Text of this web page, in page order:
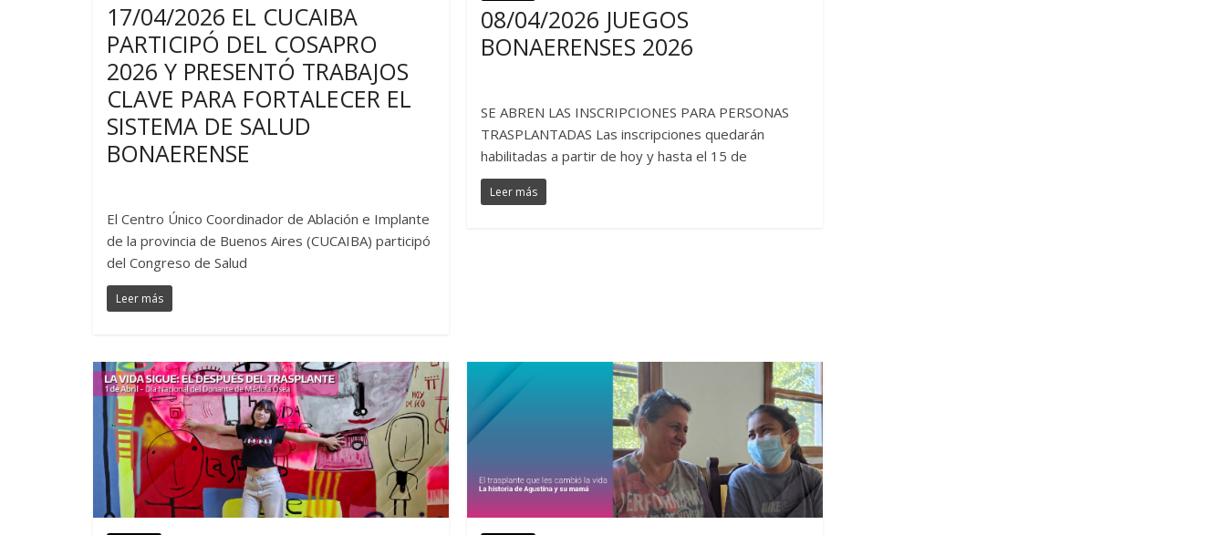
17/04/2026 EL CUCAIBA
PARTICIPÓ DEL COSAPRO
2026 Y PRESENTÓ TRABAJOS
CLAVE PARA FORTALECER EL
SISTEMA DE SALUD
BONAERENSE
El Centro Único Coordinador de Ablación e Implante
de la provincia de Buenos Aires (CUCAIBA) participó
del Congreso de Salud
Leer más
08/04/2026 JUEGOS
BONAERENSES 2026
SE ABREN LAS INSCRIPCIONES PARA PERSONAS
TRASPLANTADAS Las inscripciones quedarán
habilitadas a partir de hoy y hasta el 15 de
Leer más